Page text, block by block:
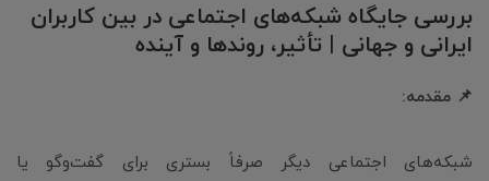
بررسی جایگاه شبکه‌های اجتماعی در بین کاربران
ایرانی و جهانی | تأثیر، روندها و آینده
📌 مقدمه:
شبکه‌های اجتماعی دیگر صرفاً بستری برای گفت‌وگو یا